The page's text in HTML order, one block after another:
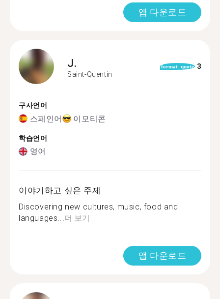
앱 다운로드
J.
Saint-Quentin
format_quote 3
구사언어
스페인어 이모티콘
학습언어
영어
이야기하고 싶은 주제
Discovering new cultures, music, food and
languages...더 보기
앱 다운로드